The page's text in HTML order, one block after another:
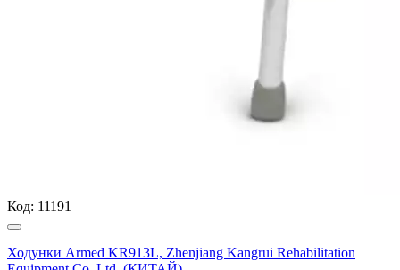
Код: 11191
Ходунки Armed KR913L, Zhenjiang Kangrui Rehabilitation